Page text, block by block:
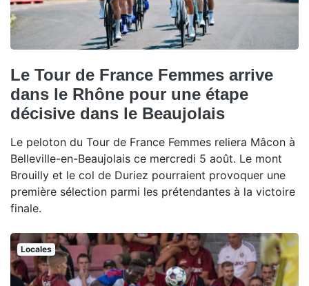
Le Tour de France Femmes arrive
dans le Rhône pour une étape
décisive dans le Beaujolais
Le peloton du Tour de France Femmes reliera Mâcon à
Belleville-en-Beaujolais ce mercredi 5 août. Le mont
Brouilly et le col de Duriez pourraient provoquer une
première sélection parmi les prétendantes à la victoire
finale.
Locales